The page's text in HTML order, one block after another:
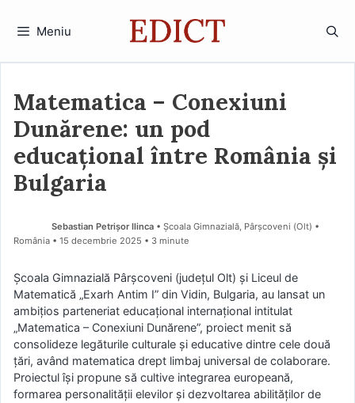
Meniu
Matematica – Conexiuni
Dunărene: un pod
educațional între România și
Bulgaria
Sebastian Petrișor Ilinca • Școala Gimnazială, Pârșcoveni (Olt) •
România
15 decembrie 2025 • 3 minute
Școala Gimnazială Pârșcoveni (județul Olt) și Liceul de
Matematică „Exarh Antim I” din Vidin, Bulgaria, au lansat un
ambițios parteneriat educațional internațional intitulat
„Matematica – Conexiuni Dunărene”, proiect menit să
consolideze legăturile culturale și educative dintre cele două
țări, având matematica drept limbaj universal de colaborare.
Proiectul își propune să cultive integrarea europeană,
formarea personalității elevilor și dezvoltarea abilităților de